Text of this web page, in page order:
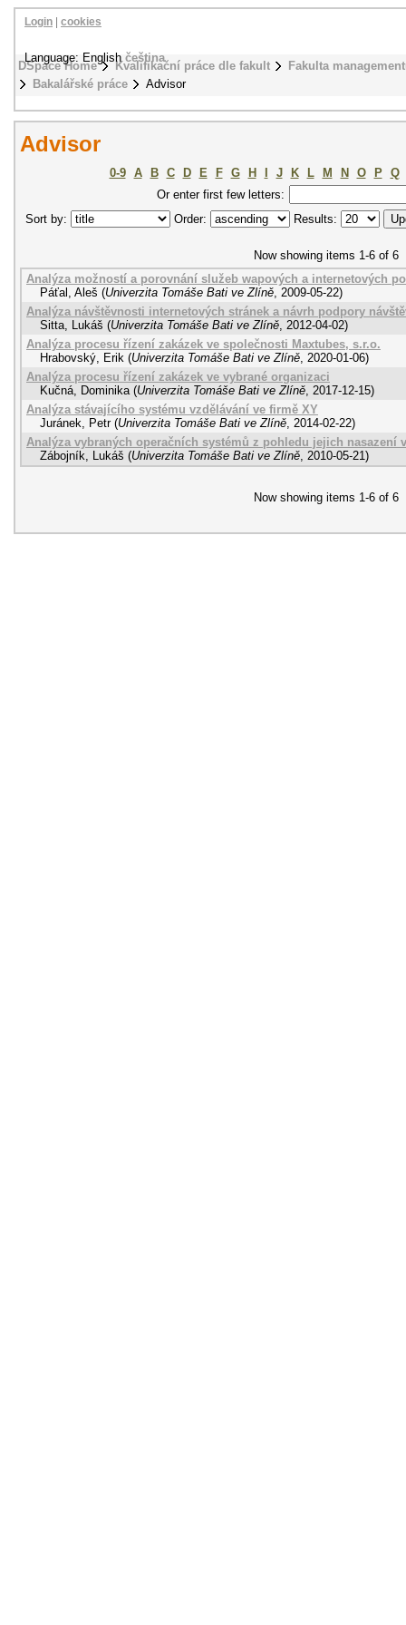
DSpace Home Kvalifikační práce dle fakult
Fakulta
Bakalářské práce
Advisor
Login cookies
Language: Englishčeština
Advisor
0-9 A B C D E F G H J K L M N O P
Q
Or enter first few letters:
Sort by:
Order: Results:
Now showing items 1-6 of 6
Analýza možností a porovnání služeb wapových a internetových
Páťal, Aleš (Univerzita Tomáše Bati ve Zlíně, 2009-05-22)
Analýza návštěvnosti internetových stránek a návrh podpory
Sitta, Lukáš (Univerzita Tomáše Bati ve Zlíně, 2012-04-02)
Analýza procesu řízení zakázek ve společnosti Maxtubes, s.r.o.
Hrabovský, Erik (Univerzita Tomáše Bati ve Zlíně, 2020-01-06)
Analýza procesu řízení zakázek ve vybrané organizaci
Kučná, Dominika (Univerzita Tomáše Bati ve Zlíně, 2017-12-15)
Analýza stávajícího systému vzdělávání ve firmě XY
Juránek, Petr (Univerzita Tomáše Bati ve Zlíně, 2014-02-22)
Analýza vybraných operačních systémů z pohledu jejich nasazení
Zábojník, Lukáš (Univerzita Tomáše Bati ve Zlíně, 2010-05-21)
Now showing items 1-6 of 6